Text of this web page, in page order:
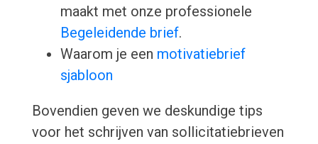
maakt met onze professionele
Begeleidende brief.
Waarom je een motivatiebrief
sjabloon
Bovendien geven we deskundige tips
voor het schrijven van sollicitatiebrieven